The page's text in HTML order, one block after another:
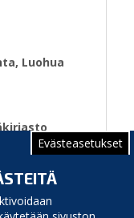
Evästeasetukset
Luohua
Sivu 1